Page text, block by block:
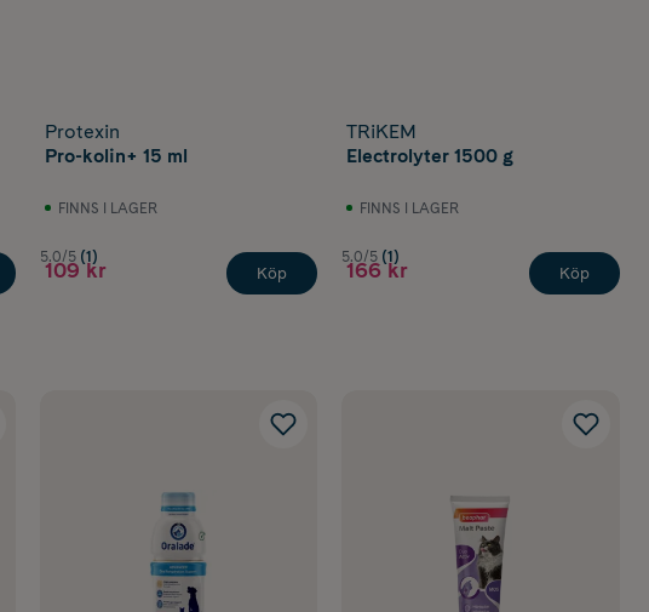
Protexin
Pro-kolin+ 15 ml
FINNS I LAGER
5.0/5 (1)
109 kr Köp
TRiKEM
Electrolyter 1500 g
FINNS I LAGER
5.0/5 (1)
166 kr Köp